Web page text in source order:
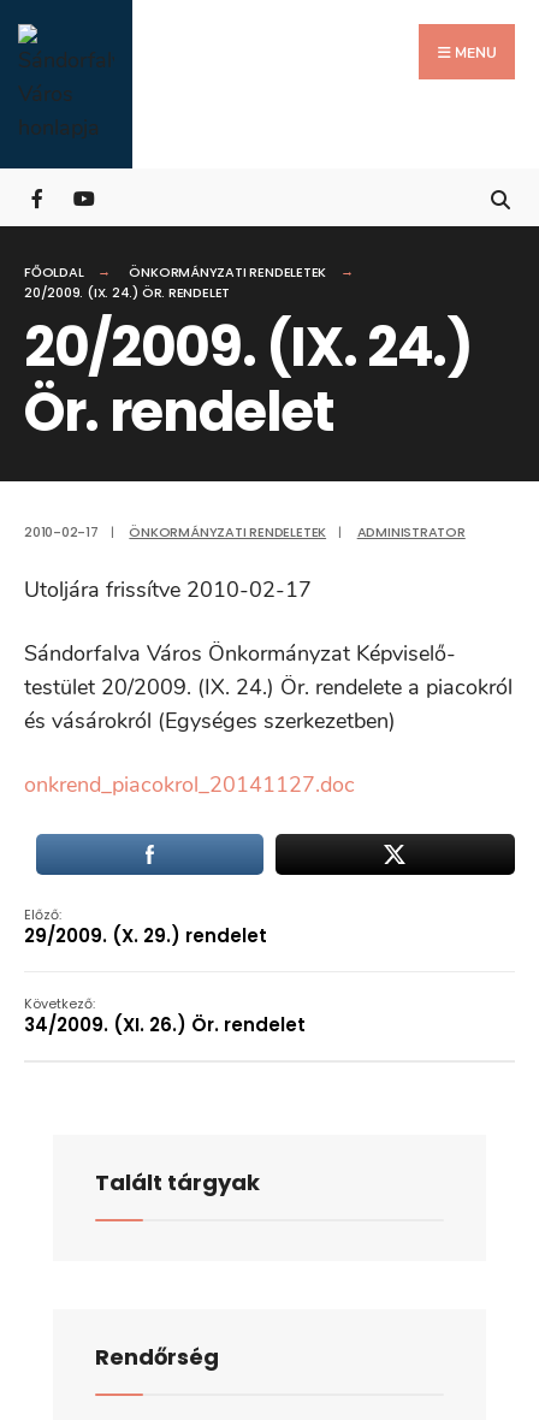
Skip
to
content
MENU
FŐOLDAL
ÖNKORMÁNYZATI RENDELETEK
20/2009. (IX. 24.) ÖR. RENDELET
20/2009. (IX. 24.)
Ör. rendelet
2010-02-17 | ÖNKORMÁNYZATI RENDELETEK | ADMINISTRATOR
Utoljára frissítve 2010-02-17
Sándorfalva Város Önkormányzat Képviselő-
testület 20/2009. (IX. 24.) Ör. rendelete a piacokról
és vásárokról (Egységes szerkezetben)
onkrend_piacokrol_20141127.doc
Előző:
29/2009. (X. 29.) rendelet
Következő:
34/2009. (XI. 26.) Ör. rendelet
Talált tárgyak
Rendőrség
for:
Close